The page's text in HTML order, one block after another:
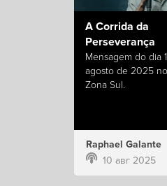
A Corrida da
Perseverança
Mensagem do dia
agosto de 2025
Zona Sul.
Raphael Galante
10 авг 2025